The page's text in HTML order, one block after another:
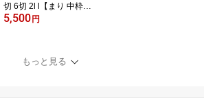
切 6切 2l l【まり 中枠白
色】送料無料 表紙色 中
ルバム ベビー お祝い 内
祝い 出産 百日祝 初参り
5,500円
もっと見る